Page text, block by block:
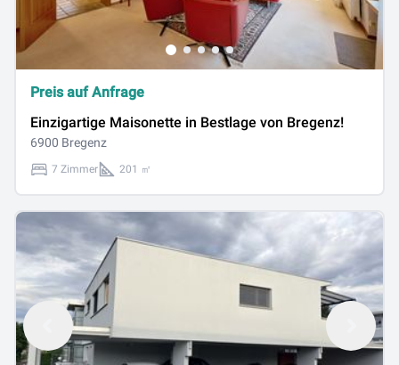
Preis auf Anfrage
Einzigartige Maisonette in Bestlage von Bregenz!
6900 Bregenz
7 Zimmer 201 ㎡